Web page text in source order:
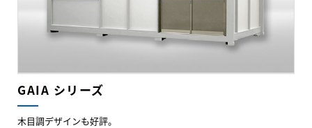
GAIA シリーズ
木目調デザインも好評。